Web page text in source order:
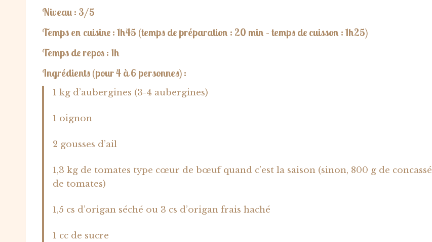
Niveau : 3/5
Temps en cuisine : 1h45 (temps de préparation : 20 min – temps de cuisson : 1h25)
Temps de repos : 1h
Ingrédients (pour 4 à 6 personnes) :
1 kg d’aubergines (3-4 aubergines)
1 oignon
2 gousses d’ail
1,3 kg de tomates type cœur de bœuf quand c’est la saison (sinon, 800 g de concassé
de tomates)
1,5 cs d’origan séché ou 3 cs d’origan frais haché
1 cc de sucre